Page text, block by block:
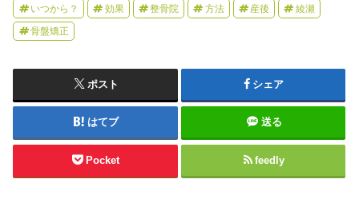
いつから？ 効果 整骨院 方法 産後 綾瀬
骨盤矯正
ポスト シェア
はてブ 送る
Pocket feedly